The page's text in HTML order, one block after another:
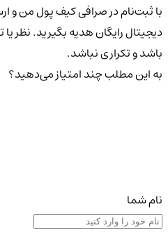
با ثبت‌نام در صرافی کیف پول من و
باشد و تکراری نباشد.
به این مطلب چند امتیاز می‌دهید؟
نام شما